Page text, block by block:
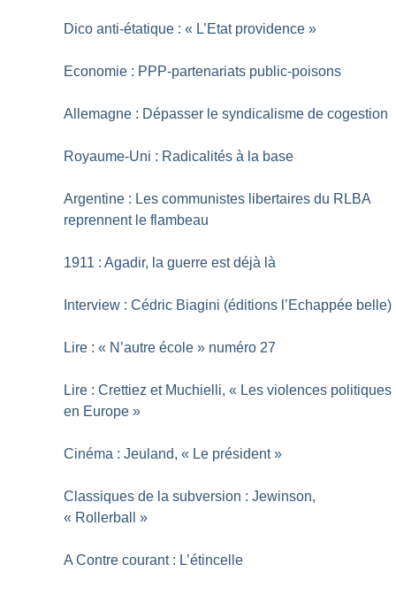
Dico anti-étatique : « L’Etat providence »
Economie : PPP-partenariats public-poisons
Allemagne : Dépasser le syndicalisme de cogestion
Royaume-Uni : Radicalités à la base
Argentine : Les communistes libertaires du RLBA
reprennent le flambeau
1911 : Agadir, la guerre est déjà là
Interview : Cédric Biagini (éditions l’Echappée belle)
Lire : « N’autre école » numéro 27
Lire : Crettiez et Muchielli, « Les violences politiques
en Europe »
Cinéma : Jeuland, « Le président »
Classiques de la subversion : Jewinson,
« Rollerball »
A Contre courant : L’étincelle